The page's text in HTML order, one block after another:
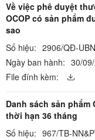
Về việc phê duyệt
OCOP có sản phẩm
sao
Số hiệu: 2906/QĐ-
Ngày ban hành: 30/
File đính kèm:
Danh sách sản phẩm
thời hạn 36 tháng
Số hiệu: 967/TB-